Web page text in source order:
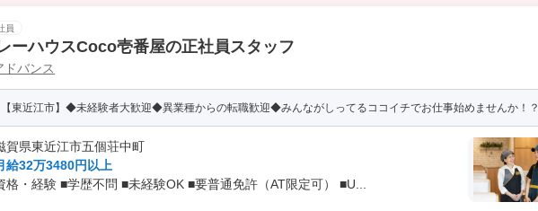
員
ーハウスCoco壱番屋の正社員スタッフ
ドバンス
【東近江市】◆未経験者大歓迎◆異業種からの転職歓迎◆みんながしってるココイチでお仕事始めませんか！？
賀県東近江市五個荘中町
給32万3480円以上
格・経験 ■学歴不問 ■未経験OK ■要普通免許（AT限定可） ■U...